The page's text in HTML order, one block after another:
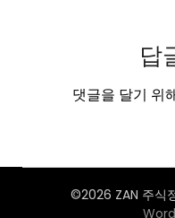
답
댓글을 달기 위
©2026 ZAN 주식